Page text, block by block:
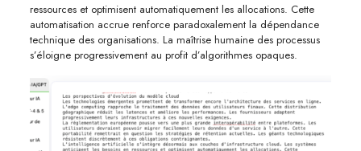
ressources et optimisent automatiquement les allocations. Cette
automatisation accrue renforce paradoxalement la dépendance
technique des organisations. La maîtrise humaine des processus
s’éloigne progressivement au profit d’algorithmes opaques.